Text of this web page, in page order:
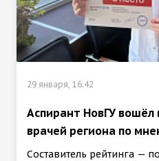
29 января, 16:42
Аспирант НовГУ вошёл
врачей региона по
Составитель рейтинга —